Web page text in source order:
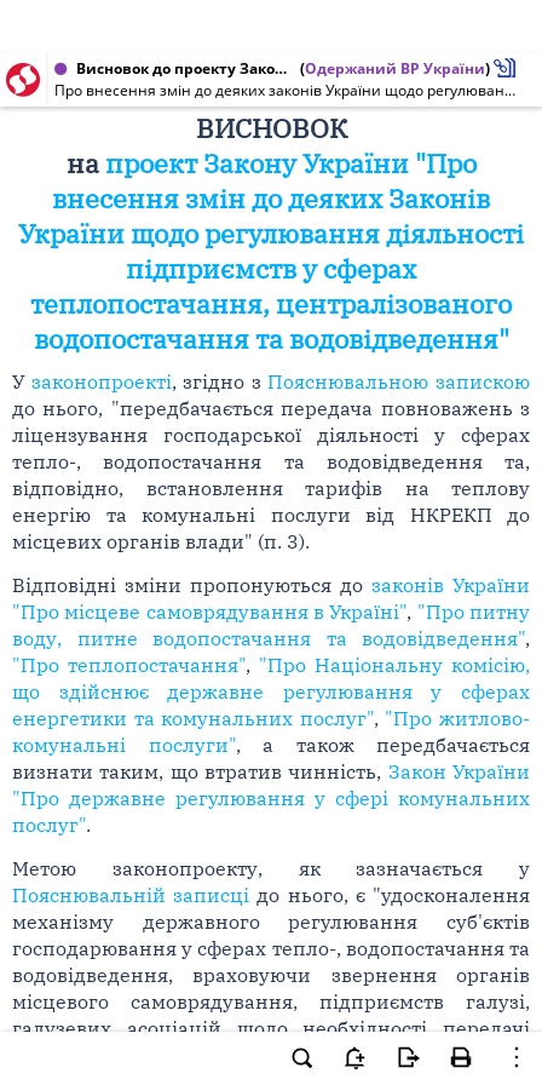
Висновок до проекту Закону України від 11.05.2019 № 9424 (Одержаний ВР України)
Про внесення змін до деяких законів України щодо регулювання діяльності підприємств у сферах теплопостачання, централізованого водопостачання та водовідведення